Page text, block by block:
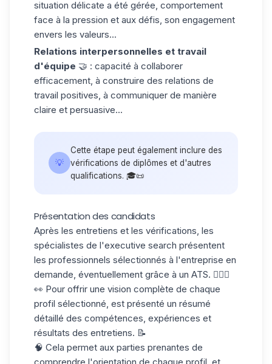
situation délicate a été gérée, comportement
face à la pression et aux défis, son engagement
envers les valeurs...
Relations interpersonnelles et travail
d'équipe 🤝 : capacité à collaborer
efficacement, à construire des relations de
travail positives, à communiquer de manière
claire et persuasive...
💡
Cette étape peut également inclure des
vérifications de diplômes et d'autres
qualifications. 🎓📜
Présentation des candidats
Après les entretiens et les vérifications, les
spécialistes de l'executive search présentent
les professionnels sélectionnés à l'entreprise en
demande, éventuellement grâce à un ATS. 💁🏻‍♀️
👀 Pour offrir une vision complète de chaque
profil sélectionné, est présenté un résumé
détaillé des compétences, expériences et
résultats des entretiens. 📝
🧠 Cela permet aux parties prenantes de
comprendre l'orientation de chaque profil, et